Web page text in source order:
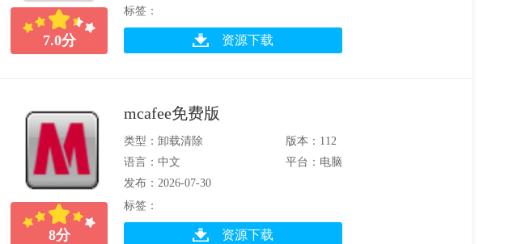
7.0分
标签：
资源下载
8分
mcafee免费版
类型：卸载清除
版本：112
语言：中文
平台：电脑
发布：2026-07-30
标签：
资源下载